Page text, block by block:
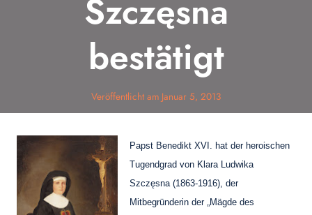
Szczęsna
bestätigt
Veröffentlicht am Januar 5, 2013
Papst Benedikt XVI. hat der heroischen
Tugendgrad von Klara Ludwika
Szczęsna (1863-1916), der
Mitbegründerin der „Mägde des